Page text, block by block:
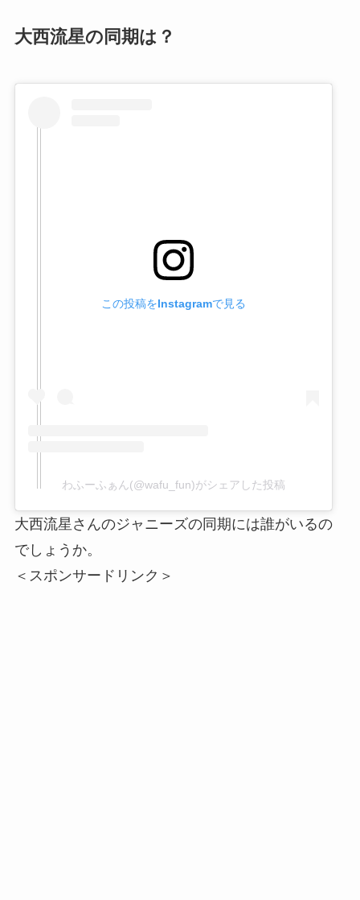
大西流星の同期は？
この投稿をInstagramで見る
わふーふぁん(@wafu_fun)がシェアした投稿
大西流星さんのジャニーズの同期には誰がいるの
でしょうか。
＜スポンサードリンク＞